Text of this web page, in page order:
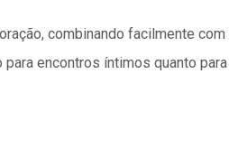
combinando facilmente
encontros íntimos quanto